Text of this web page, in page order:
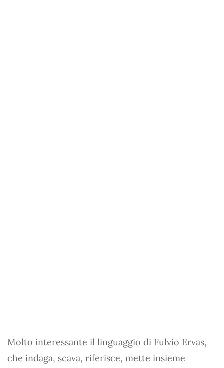
Molto interessante il linguaggio di Fulvio Ervas,
che indaga, scava, riferisce, mette insieme